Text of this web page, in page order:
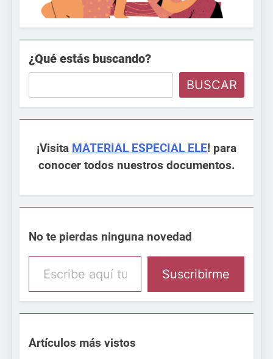
¿Qué estás buscando?
BUSCAR
¡Visita MATERIAL ESPECIAL ELE! para
conocer todos nuestros documentos.
No te pierdas ninguna novedad
Escribe aquí tu email
Suscribirme
Artículos más vistos